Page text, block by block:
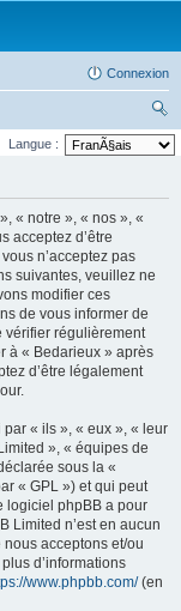
Connexion
ec
ch
Langue :
« notre », « nos », «
acceptez d’être
n’acceptez pas
suivantes, veuillez ne
modifier ces
de vous informer de
vérifier régulièrement
à « Bedarieux » après
d’être légalement
« ils », « eux », « leur
», « équipes de
sous la «
« GPL ») et qui peut
logiciel phpBB a pour
Limited n’est en aucun
acceptons et/ou
d’informations
www.phpbb.com/(en